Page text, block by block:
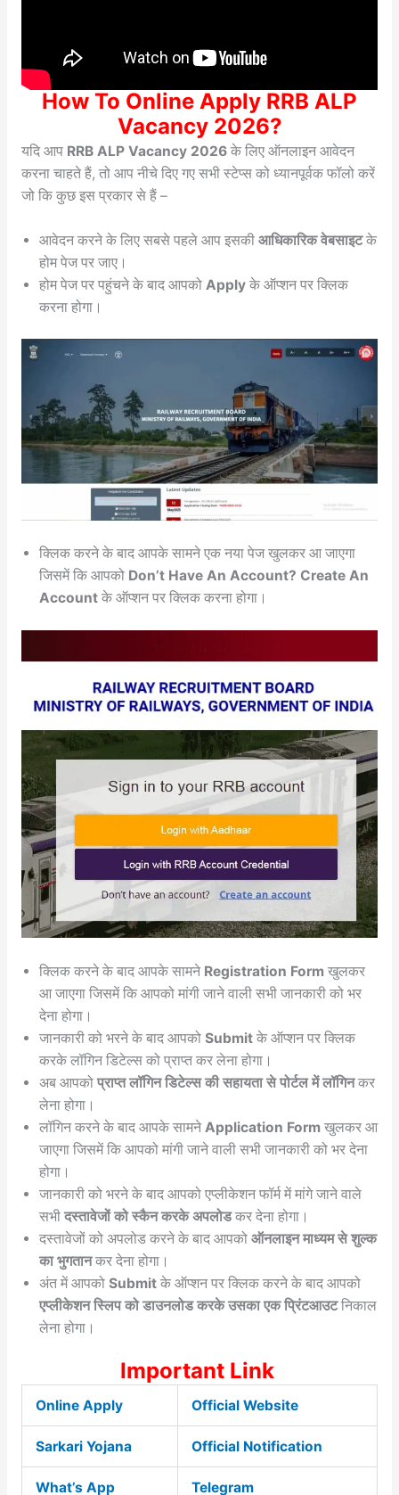
How To Online Apply RRB ALP
Vacancy 2026?
यदि आप RRB ALP Vacancy 2026के लिए ऑनलाइन आवेदन
करना चाहते हैं, तो आप नीचे दिए गए सभी स्टेप्स को ध्यानपूर्वक फॉलो करें
जो कि कुछ इस प्रकार से हैं –
आवेदन करने के लिए सबसे पहले आप इसकी आधिकारिक वेबसाइटके
होम पेज पर जाए।
होम पेज पर पहुंचने के बाद आपको Applyके ऑप्शन पर क्लिक
करना होगा।
क्लिक करने के बाद आपके सामने एक नया पेज खुलकर आ जाएगा
जिसमें कि आपको Don’t Have An Account? Create An
Accountके ऑप्शन पर क्लिक करना होगा।
क्लिक करने के बाद आपके सामने Registration Formखुलकर
आ जाएगा जिसमें कि आपको मांगी जाने वाली सभी जानकारी को भर
देना होगा।
जानकारी को भरने के बाद आपको Submitके ऑप्शन पर क्लिक
करके लॉगिन डिटेल्स को प्राप्त कर लेना होगा।
अब आपको प्राप्त लॉगिन डिटेल्स की सहायता से पोर्टल में लॉगिनकर
लेना होगा।
लॉगिन करने के बाद आपके सामने Application Formखुलकर आ
जाएगा जिसमें कि आपको मांगी जाने वाली सभी जानकारी को भर देना
होगा।
जानकारी को भरने के बाद आपको एप्लीकेशन फॉर्म में मांगे जाने वाले
सभी दस्तावेजों को स्कैन करके अपलोडकर देना होगा।
दस्तावेजों को अपलोड करने के बाद आपको ऑनलाइन माध्यम से शुल्क
का भुगतानकर देना होगा।
अंत में आपको Submitके ऑप्शन पर क्लिक करने के बाद आपको
एप्लीकेशन स्लिप को डाउनलोड करके उसका एक प्रिंटआउटनिकाल
लेना होगा।
Important Link
Online Apply Official Website
Sarkari Yojana Official Notification
What’s App Telegram